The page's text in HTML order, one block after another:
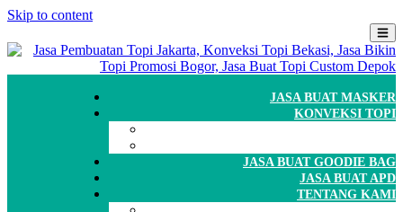
Skip to content
JASA BUAT MASKER
KONVEKSI TOPI
JASA BUAT GOODIE BAG
JASA BUAT APD
TENTANG KAMI